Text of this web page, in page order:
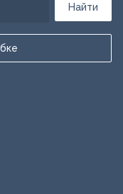
Найти